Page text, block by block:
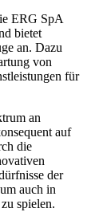
ERG SpA
bietet
an. Dazu
von
für
an
auf
die
der
auch in
spielen.